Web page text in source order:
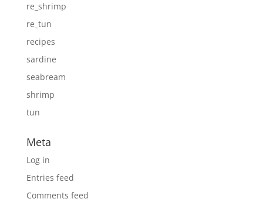
re_shrimp
re_tun
recipes
sardine
seabream
shrimp
tun
Meta
Log in
Entries feed
Comments feed